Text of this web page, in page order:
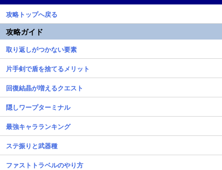
攻略トップへ戻る
攻略ガイド
取り返しがつかない要素
片手剣で盾を捨てるメリット
回復結晶が増えるクエスト
隠しワープターミナル
最強キャラランキング
ステ振りと武器種
ファストトラベルのやり方